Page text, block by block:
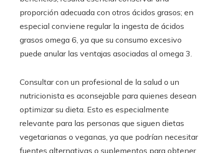
proporción adecuada con otros ácidos grasos; en
especial conviene regular la ingesta de ácidos
grasos omega 6, ya que su consumo excesivo
puede anular las ventajas asociadas al omega 3.
Consultar con un profesional de la salud o un
nutricionista es aconsejable para quienes desean
optimizar su dieta. Esto es especialmente
relevante para las personas que siguen dietas
vegetarianas o veganas, ya que podrían necesitar
fuentes alternativas o suplementos para obtener